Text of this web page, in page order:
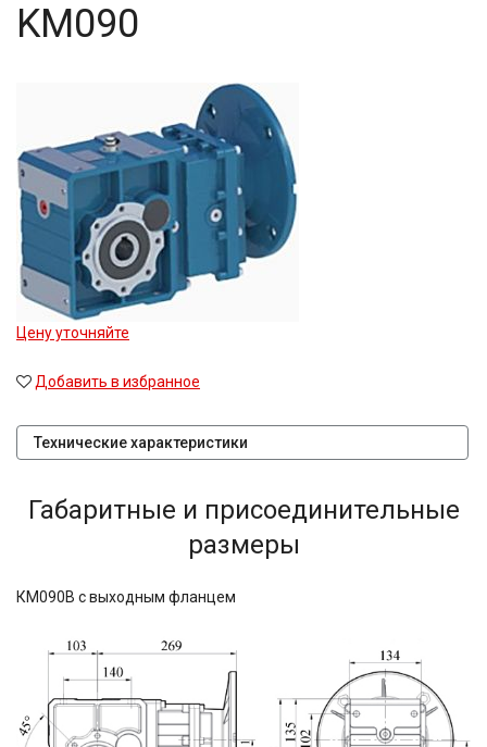
KM090
Цену уточняйте
Добавить в избранное
Технические характеристики
Габаритные и присоединительные
размеры
КМ090В с выходным фланцем